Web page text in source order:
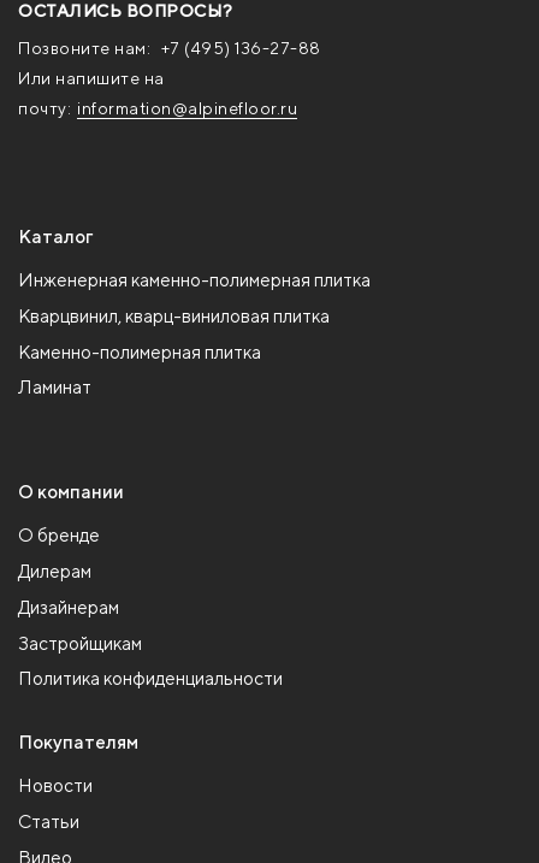
ОСТАЛИСЬ ВОПРОСЫ?
Позвоните нам:
+7 (495) 136-27-88
Или напишите на
почту: information@alpinefloor.ru
Каталог
Инженерная каменно-полимерная плитка
Кварцвинил, кварц-виниловая плитка
Каменно-полимерная плитка
Ламинат
О компании
О бренде
Дилерам
Дизайнерам
Застройщикам
Политика конфиденциальности
Покупателям
Новости
Статьи
Видео